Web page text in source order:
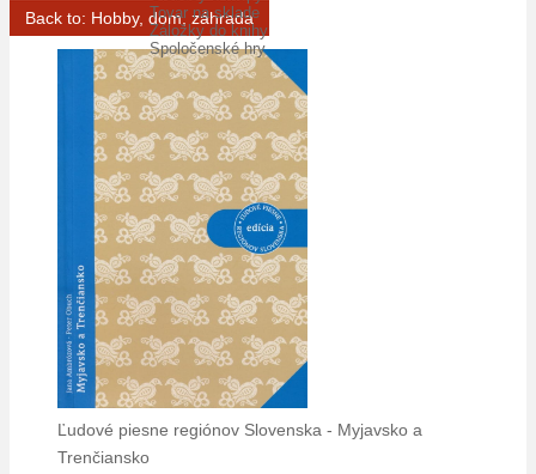
Tovar na sklade
Záložky do knihy
Spoločenské hry
Back to: Hobby, dom, záhrada
Ľudové piesne regiónov Slovenska - Myjavsko a
Trenčiansko